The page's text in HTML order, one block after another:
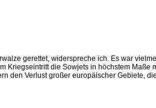
gerettet, widerspreche ich. Es war
die Sowjets in höchstem Maße
den Verlust großer europäischer Gebiete,